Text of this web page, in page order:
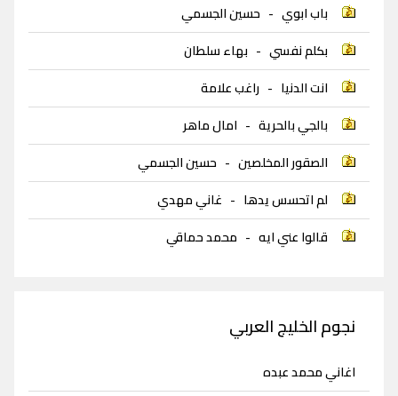
باب ابوي - حسين الجسمي
بكلم نفسي - بهاء سلطان
انت الدنيا - راغب علامة
بالجي بالحرية - امال ماهر
الصقور المخلصين - حسين الجسمي
لم اتحسس يدها - غاني مهدي
قالوا عني ايه - محمد حماقي
نجوم الخليج العربي
اغاني محمد عبده